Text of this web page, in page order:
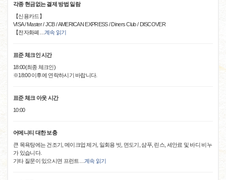
각종 현금없는 결제 방법 일람
【신용카드】
VISA / Master / JCB / AMERICAN EXPRESS / Diners Club / DISCOVER
【전자화폐
계속 읽기
표준 체크인 시간
18:00(최종 체크인)
※18:00 이후에 연락하시기 바랍니다.
표준 체크 아웃 시간
10:00
어메니티 대한 보충
큰 목욕탕에는 건조기, 메이크업 제거, 일회용 빗, 면도기, 샴푸, 린스, 세안료 및 바디 비누
가 있습니다.
기타 질문이 있으시면 프런트
계속 읽기